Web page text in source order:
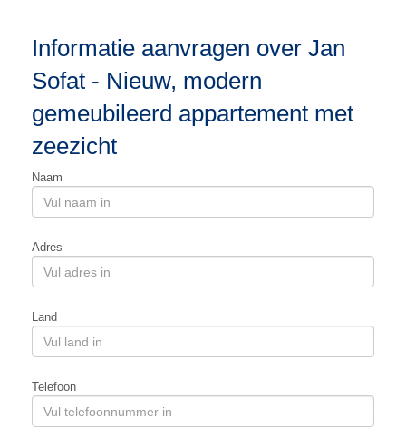
Informatie aanvragen over Jan
Sofat - Nieuw, modern
gemeubileerd appartement met
zeezicht
Naam
Adres
Land
Telefoon